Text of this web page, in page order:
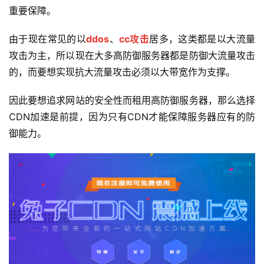
重要保障。
由于现在常见的以ddos、 cc攻击居多，这类都是以大流量
攻击为主，所以现在大多高防御服务器都是防御大流量攻击
的，而要想实现抗大流量攻击必须以大带宽作为支撑。
因此要想追求网站的安全性而租用高防御服务器，那么选择
CDN加速是前提，因为只有CDN才能保障服务器应有的防
御能力。